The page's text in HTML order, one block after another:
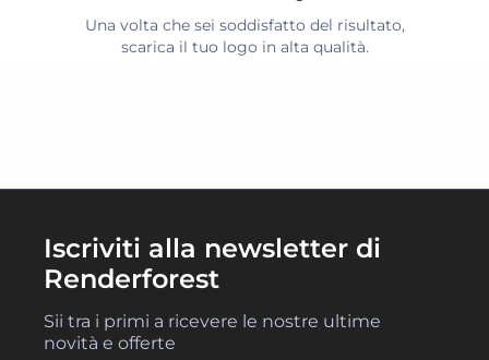
Una volta che sei soddisfatto del risultato,
scarica il tuo logo in alta qualità.
Iscriviti alla newsletter di
Renderforest
Sii tra i primi a ricevere le nostre ultime
novità e offerte